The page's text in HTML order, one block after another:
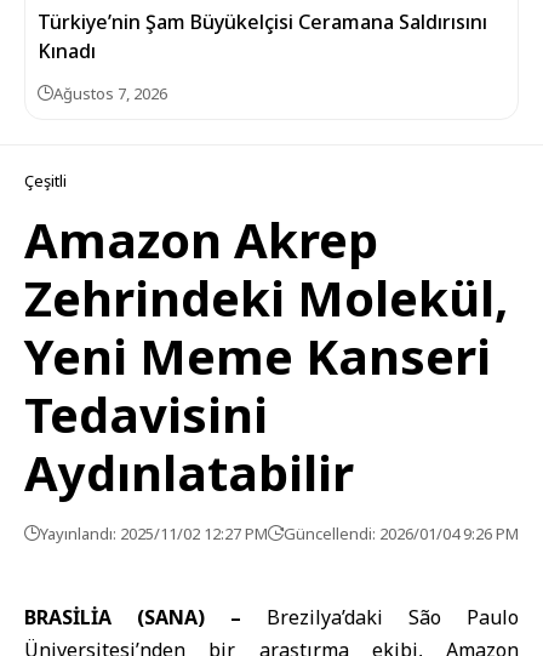
Türkiye’nin Şam Büyükelçisi Ceramana Saldırısını
Kınadı
Ağustos 7, 2026
Çeşitli
Amazon Akrep
Zehrindeki Molekül,
Yeni Meme Kanseri
Tedavisini
Aydınlatabilir
Yayınlandı: 2025/11/02 12:27 PM Güncellendi: 2026/01/04 9:26 PM
BRASİLİA (SANA) – Brezilya’daki São Paulo
Üniversitesi’nden bir araştırma ekibi, Amazon